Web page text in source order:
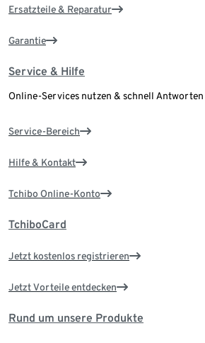
Ersatzteile & Reparatur
Garantie
Service & Hilfe
Online-Services nutzen & schnell
Service-Bereich
Hilfe & Kontakt
Tchibo Online-Konto
TchiboCard
Jetzt kostenlos registrieren
Jetzt Vorteile entdecken
Rund um unsere Produkte